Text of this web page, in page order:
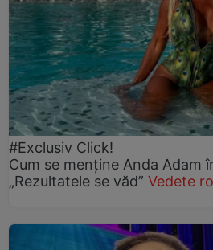
#Exclusiv Click!
Cum se menține Anda Adam
„Rezultatele se văd” Vedete